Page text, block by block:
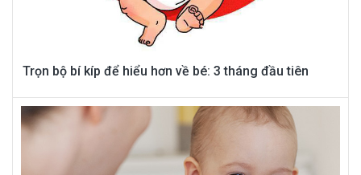
Trọn bộ bí kíp để hiểu hơn về bé: 3 tháng đầu tiên